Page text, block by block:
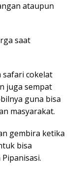
ataupun
saat
safari cokelat
juga sempat
guna bisa
masyarakat.
gembira ketika
bisa